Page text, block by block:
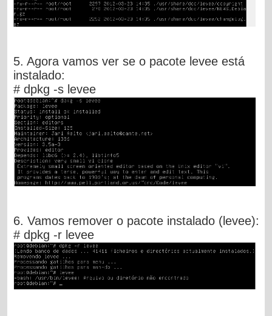
5. Agora vamos ver se o pacote levee está
instalado:
# dpkg -s levee
6. Vamos remover o pacote instalado (levee):
# dpkg -r levee